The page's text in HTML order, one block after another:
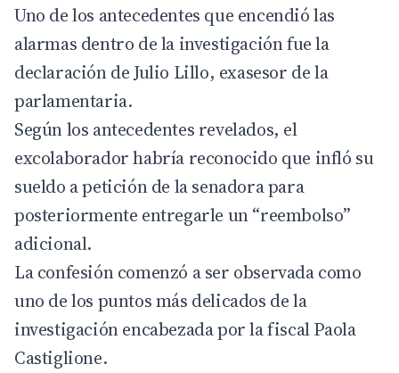
Uno de los antecedentes que encendió las
alarmas dentro de la investigación fue la
declaración de Julio Lillo, exasesor de la
parlamentaria.
Según los antecedentes revelados, el
excolaborador habría reconocido que infló su
sueldo a petición de la senadora para
posteriormente entregarle un “reembolso”
adicional.
La confesión comenzó a ser observada como
uno de los puntos más delicados de la
investigación encabezada por la fiscal Paola
Castiglione.